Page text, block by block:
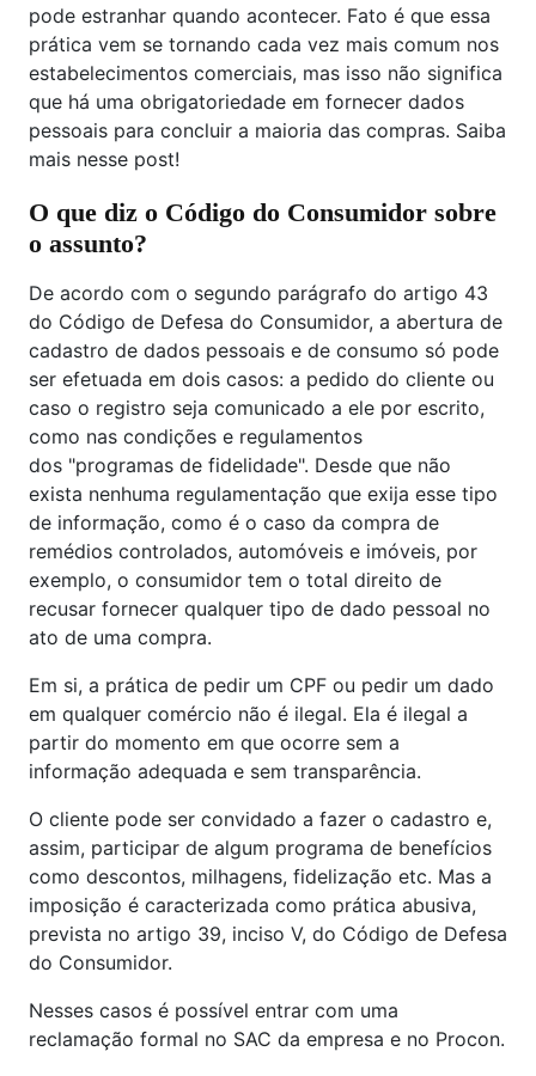
pode estranhar quando acontecer. Fato é que essa
prática vem se tornando cada vez mais comum nos
estabelecimentos comerciais, mas isso não significa
que há uma obrigatoriedade em fornecer dados
pessoais para concluir a maioria das compras. Saiba
mais nesse post!
O que diz o Código do Consumidor sobre
o assunto?
De acordo com o segundo parágrafo do artigo 43
do Código de Defesa do Consumidor, a abertura de
cadastro de dados pessoais e de consumo só pode
ser efetuada em dois casos: a pedido do cliente ou
caso o registro seja comunicado a ele por escrito,
como nas condições e regulamentos
dos "programas de fidelidade". Desde que não
exista nenhuma regulamentação que exija esse tipo
de informação, como é o caso da compra de
remédios controlados, automóveis e imóveis, por
exemplo, o consumidor tem o total direito de
recusar fornecer qualquer tipo de dado pessoal no
ato de uma compra.
Em si, a prática de pedir um CPF ou pedir um dado
em qualquer comércio não é ilegal. Ela é ilegal a
partir do momento em que ocorre sem a
informação adequada e sem transparência.
O cliente pode ser convidado a fazer o cadastro e,
assim, participar de algum programa de benefícios
como descontos, milhagens, fidelização etc. Mas a
imposição é caracterizada como prática abusiva,
prevista no artigo 39, inciso V, do Código de Defesa
do Consumidor.
Nesses casos é possível entrar com uma
reclamação formal no SAC da empresa e no Procon.